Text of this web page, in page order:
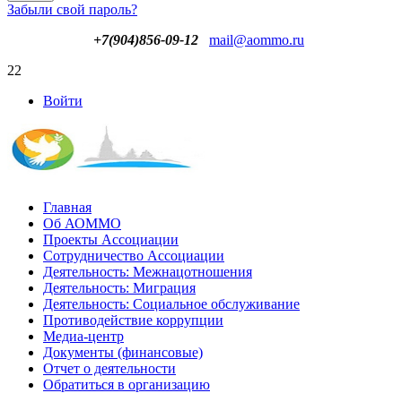
Забыли свой пароль?
+7(904)856-09-12
mail@aommo.ru
22
Войти
Главная
Об АОММО
Проекты Ассоциации
Сотрудничество Ассоциации
Деятельность: Межнацотношения
Деятельность: Миграция
Деятельность: Социальное обслуживание
Противодействие коррупции
Медиа-центр
Документы (финансовые)
Отчет о деятельности
Обратиться в организацию